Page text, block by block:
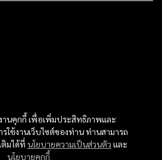
านคุกกี้ เพื่อเพิ่มประสิทธิภาพและ
ใช้งานเว็บไซต์ของท่าน ท่านสามารถ
ติมได้ที่ นโยบายความเป็นส่วนตัว และ
นโยบายคุกกี้